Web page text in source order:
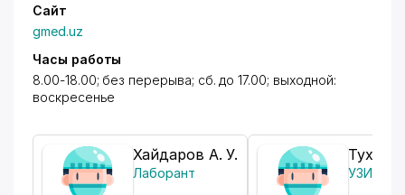
Сайт
gmed.uz
Часы работы
8.00-18.00; без перерыва; сб. до 17.00; выходной:
воскресенье
Хайдаров А. У.
Лаборант УЗИ-